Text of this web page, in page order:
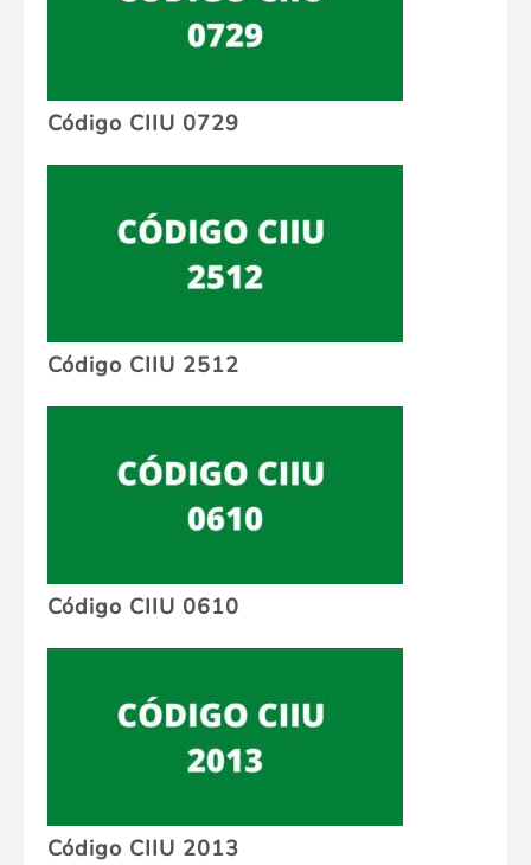
Código CIIU 0729
Código CIIU 2512
Código CIIU 0610
Código CIIU 2013